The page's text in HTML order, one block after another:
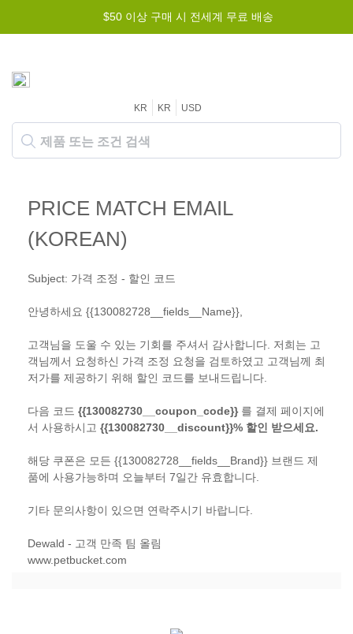
$50 이상 구매 시 전세계 무료 배송
KR KR USD
PRICE MATCH EMAIL
(KOREAN)
Subject: 가격 조정 - 할인 코드
안녕하세요 {{130082728__fields__Name}},
고객님을 도울 수 있는 기회를 주셔서 감사합니다. 저희는 고
객님께서 요청하신 가격 조정 요청을 검토하였고 고객님께 최
저가를 제공하기 위해 할인 코드를 보내드립니다.
다음 코드 {{130082730__coupon_code}}를 결제 페이지에
서 사용하시고 {{130082730__discount}}% 할인 받으세요.
해당 쿠폰은 모든 {{130082728__fields__Brand}} 브랜드 제
품에 사용가능하며 오늘부터 7일간 유효합니다.
기타 문의사항이 있으면 연락주시기 바랍니다.
Dewald - 고객 만족 팀 올림
www.petbucket.com